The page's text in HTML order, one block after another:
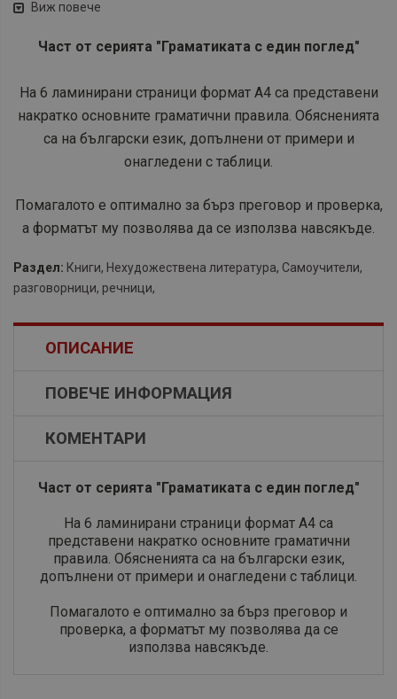
Виж повече
​Част от серията "Граматиката с един поглед"
На 6 ламинирани страници формат А4 са представени
накратко основните граматични правила. Обясненията
са на български език, допълнени от примери и
онагледени с таблици.
Помагалото е оптимално за бърз преговор и проверка,
а форматът му позволява да се използва навсякъде.
Раздел: Книги, Нехудожествена литература, Самоучители,
разговорници, речници,
ОПИСАНИЕ
ПОВЕЧЕ ИНФОРМАЦИЯ
КОМЕНТАРИ
​Част от серията "Граматиката с един поглед"
На 6 ламинирани страници формат А4 са
представени накратко основните граматични
правила. Обясненията са на български език,
допълнени от примери и онагледени с таблици.
Помагалото е оптимално за бърз преговор и
проверка, а форматът му позволява да се
използва навсякъде.